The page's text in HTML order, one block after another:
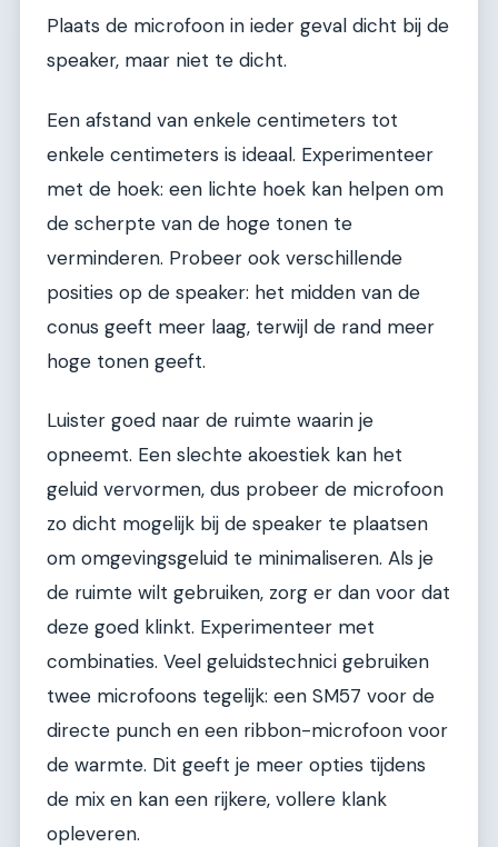
Plaats de microfoon in ieder geval dicht bij de
speaker, maar niet te dicht.
Een afstand van enkele centimeters tot
enkele centimeters is ideaal. Experimenteer
met de hoek: een lichte hoek kan helpen om
de scherpte van de hoge tonen te
verminderen. Probeer ook verschillende
posities op de speaker: het midden van de
conus geeft meer laag, terwijl de rand meer
hoge tonen geeft.
Luister goed naar de ruimte waarin je
opneemt. Een slechte akoestiek kan het
geluid vervormen, dus probeer de microfoon
zo dicht mogelijk bij de speaker te plaatsen
om omgevingsgeluid te minimaliseren. Als je
de ruimte wilt gebruiken, zorg er dan voor dat
deze goed klinkt. Experimenteer met
combinaties. Veel geluidstechnici gebruiken
twee microfoons tegelijk: een SM57 voor de
directe punch en een ribbon-microfoon voor
de warmte. Dit geeft je meer opties tijdens
de mix en kan een rijkere, vollere klank
opleveren.